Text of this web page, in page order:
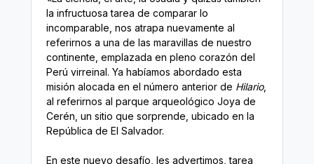
la infructuosa tarea de comparar lo
incomparable, nos atrapa nuevamente al
referirnos a una de las maravillas de nuestro
continente, emplazada en pleno corazón del
Perú virreinal. Ya habíamos abordado esta
misión alocada en el número anterior de Hilario,
al referirnos al parque arqueológico Joya de
Cerén, un sitio que sorprende, ubicado en la
República de El Salvador.
En este nuevo desafío, les advertimos, tarea